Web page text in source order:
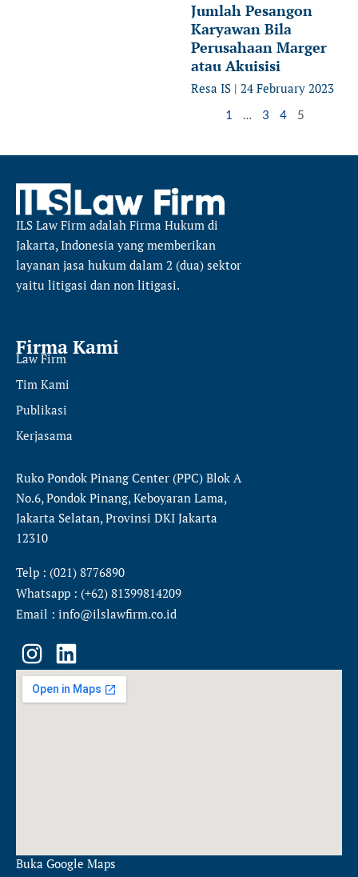
Jumlah Pesangon
Karyawan Bila
Perusahaan Marger
atau Akuisisi
Resa IS 24 February 2023
1 … 3 4 5
ILS Law Firm adalah Firma Hukum di
Jakarta, Indonesia yang memberikan
layanan jasa hukum dalam 2 (dua) sektor
yaitu litigasi dan non litigasi.
Firma Kami
Law Firm
Tim Kami
Publikasi
Kerjasama
Ruko Pondok Pinang Center (PPC) Blok A
No.6, Pondok Pinang, Keboyaran Lama,
Jakarta Selatan, Provinsi DKI Jakarta
12310
Telp : (021) 8776890
Whatsapp : (+62) 81399814209
Email : info@ilslawfirm.co.id
I
n
s
L
i
n
Buka Google Maps